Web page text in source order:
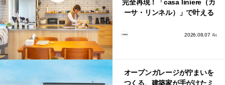
完全再現！「casa liniere（カ
ーサ・リンネル）」で叶える
2026.08.07 Fri
オープンガレージが佇まいを
つくる、建築家が手がけたミ